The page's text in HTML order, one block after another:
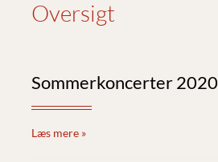
Oversigt
Sommerkoncerter 2020
Læs mere »